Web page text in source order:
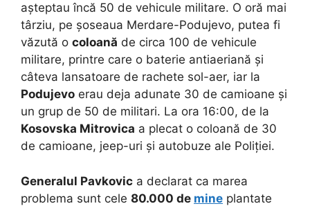
așteptau încă 50 de vehicule militare. O oră mai
târziu, pe șoseaua Merdare-Podujevo, putea fi
văzută o coloană de circa 100 de vehicule
militare, printre care o baterie antiaeriană și
câteva lansatoare de rachete sol-aer, iar la
Podujevo erau deja adunate 30 de camioane și
un grup de 50 de militari. La ora 16:00, de la
Kosovska Mitrovica a plecat o coloană de 30
de camioane, jeep-uri și autobuze ale Poliției.
Generalul Pavkovic a declarat ca marea
problema sunt cele 80.000 de mine plantate